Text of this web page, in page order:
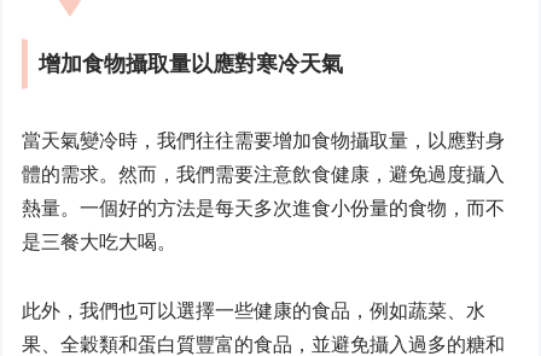
增加食物攝取量以應對寒冷天氣
當天氣變冷時，我們往往需要增加食物攝取量，以應對身
體的需求。然而，我們需要注意飲食健康，避免過度攝入
熱量。一個好的方法是每天多次進食小份量的食物，而不
是三餐大吃大喝。
此外，我們也可以選擇一些健康的食品，例如蔬菜、水
果、全穀類和蛋白質豐富的食品，並避免攝入過多的糖和